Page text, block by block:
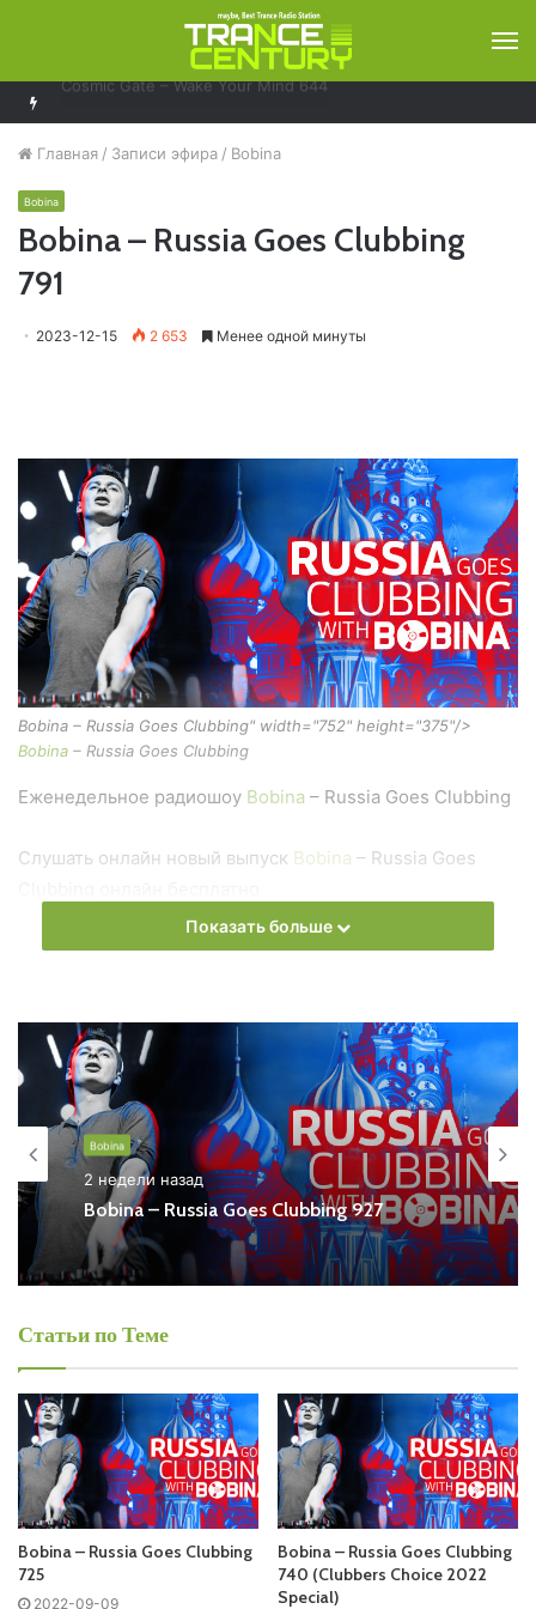
Главная / Записи эфира / Bobina
Bobina
Bobina – Russia Goes Clubbing
791
2023-12-15 2 653 Менее одной минуты
Bobina – Russia Goes Clubbing" width="752" height="375"/>
Bobina – Russia Goes Clubbing
Еженедельное радиошоу Bobina – Russia Goes Clubbing
Слушать онлайн новый выпуск Bobina – Russia Goes
На сайтеTrance Century RadioВы можете бесплатно
и альбомы исполнителя bobina.
Also you can find all episodes of radioshowBobina–
Russia Goes Clubbing Free Listen and Download MP3
Ближайший эфир:
Среда
Bobina - Russia Goes Clubbing
Запись выпусков
Слушай и добавляй плейлист VK:
Tracklist:
Показать больше
Bobina
2 недели назад
Bobina – Russia Goes Clubbing 927
Статьи по Теме
Bobina – Russia Goes Clubbing
725
2022-09-09
Bobina – Russia Goes Clubbing
740 (Clubbers Choice 2022
Special)